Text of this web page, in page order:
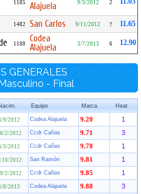
1185
Alajuela
9/3/2012 2
1482 San Carlos 9/11/2012 7 11.65
1188
Codea
Alajuela
3/7/2013 6 12.90
GENERALES
- Final
Equipo Marca Heat
9/2012 Codea Alajuela 9.20
1
2/2012 Ccdr Cañas 9.71
3
3/2012 Ccdr Cañas 9.78
1
10/2012 San Ramón 9.81
1
2/2012 Ccdr Cañas 9.85
1
8/2013 Codea Alajuela 9.88
3